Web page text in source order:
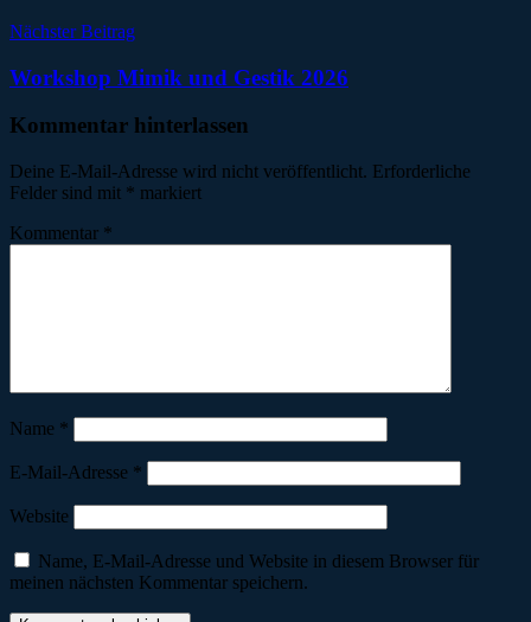
Nächster Beitrag
Workshop Mimik und Gestik 2026
Kommentar hinterlassen
Deine E-Mail-Adresse wird nicht veröffentlicht. Erforderliche
Felder sind mit * markiert
Kommentar *
Name *
E-Mail-Adresse *
Website
Name, E-Mail-Adresse und Website in diesem Browser für
meinen nächsten Kommentar speichern.